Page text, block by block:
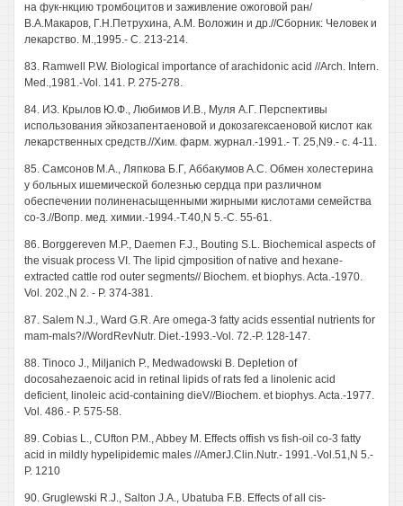
на фук-нкцию тромбоцитов и заживление ожоговой ран/
В.А.Макаров, Г.Н.Петрухина, A.M. Воложин и др.//Сборник: Человек и
лекарство. М.,1995.- С. 213-214.
83. Ramwell P.W. Biological importance of arachidonic acid //Arch. Intern.
Med.,1981.-Vol. 141. P. 275-278.
84. ИЗ. Крылов Ю.Ф., Любимов И.В., Муля А.Г. Перспективы
использования эйкозапентаеновой и докозагексаеновой кислот как
лекарственных средств.//Хим. фарм. журнал.-1991.- Т. 25,N9.- с. 4-11.
85. Самсонов М.А., Ляпкова Б.Г, Аббакумов А.С. Обмен холестерина
у больных ишемической болезнью сердца при различном
обеспечении полиненасыщенными жирными кислотами семейства
со-3.//Вопр. мед. химии.-1994.-T.40,N 5.-С. 55-61.
86. Borggereven М.Р., Daemen F.J., Bouting S.L. Biochemical aspects of
the visuak process VI. The lipid cjmposition of native and hexane-
extracted cattle rod outer segments// Biochem. et biophys. Acta.-1970.
Vol. 202.,N 2. - P. 374-381.
87. Salem N.J., Ward G.R. Are omega-3 fatty acids essential nutrients for
mam-mals?//WordRevNutr. Diet.-1993.-Vol. 72.-P. 128-147.
88. Tinoco J., Miljanich P., Medwadowski B. Depletion of
docosahezaenoic acid in retinal lipids of rats fed a linolenic acid
deficient, linoleic acid-containing dieV//Biochem. et biophys. Acta.-1977.
Vol. 486.- P. 575-58.
89. Cobias L., CUfton P.M., Abbey M. Effects offish vs fish-oil co-3 fatty
acid in mildly hypelipidemic males //AmerJ.Clin.Nutr.- 1991.-Vol.51,N 5.-
P. 1210
90. Gruglewski R.J., Salton J.A., Ubatuba F.B. Effects of all cis-